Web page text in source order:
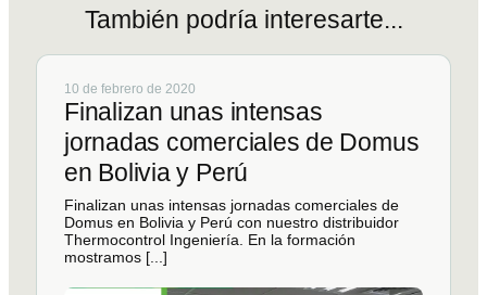
También podría interesarte...
10 de febrero de 2020
Finalizan unas intensas
jornadas comerciales de Domus
en Bolivia y Perú
Finalizan unas intensas jornadas comerciales de
Domus en Bolivia y Perú con nuestro distribuidor
Thermocontrol Ingeniería. En la formación
mostramos [...]